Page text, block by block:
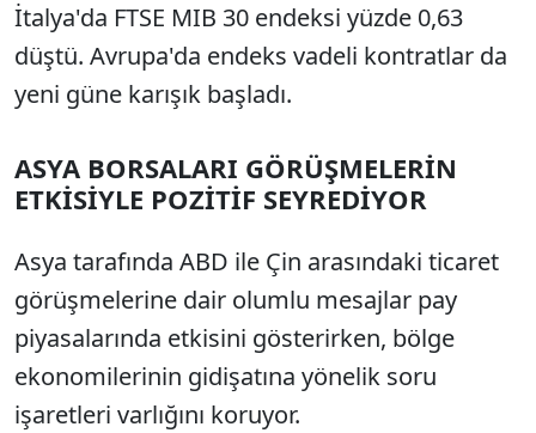
İtalya'da FTSE MIB 30 endeksi yüzde 0,63
düştü. Avrupa'da endeks vadeli kontratlar da
yeni güne karışık başladı.
ASYA BORSALARI GÖRÜŞMELERİN
ETKİSİYLE POZİTİF SEYREDİYOR
Asya tarafında ABD ile Çin arasındaki ticaret
görüşmelerine dair olumlu mesajlar pay
piyasalarında etkisini gösterirken, bölge
ekonomilerinin gidişatına yönelik soru
işaretleri varlığını koruyor.